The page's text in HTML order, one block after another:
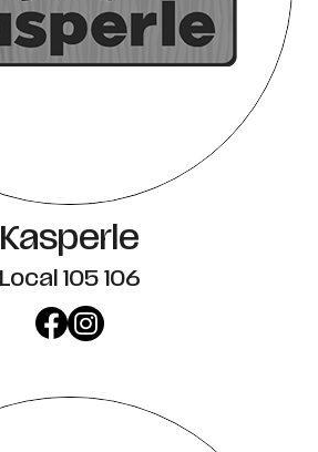
Kasperle
Local 105 106